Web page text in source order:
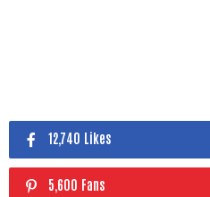
12,740 Likes
5,600 Fans